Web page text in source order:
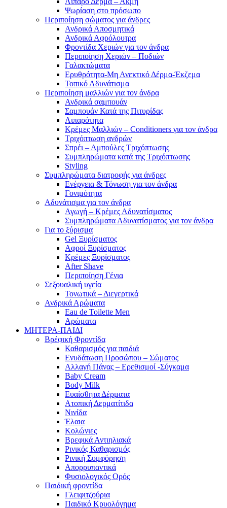
Ψωρίαση στο πρόσωπο
Περιποίηση σώματος για άνδρες
Ανδρικά Αποσμητικά
Ανδρικά Αφρόλουτρα
Φροντίδα Χεριών για τον άνδρα
Περιποίηση Χεριών – Ποδιών
Γαλακτώματα
Ερυθρότητα-Μη Ανεκτικό Δέρμα-Έκζεμα
Τοπικό Αδυνάτισμα
Περιποίηση μαλλιών για τον άνδρα
Ανδρικά σαμπουάν
Σαμπουάν Κατά της Πιτυρίδας
Λιπαρότητα
Κρέμες Μαλλιών – Conditioners για τον άνδρα
Τριχόπτωση ανδρών
Σπρέι – Αμπούλες Τριχόπτωσης
Συμπληρώματα κατά της Τριχόπτωσης
Styling
Συμπληρώματα διατροφής για άνδρες
Ενέργεια & Τόνωση για τον άνδρα
Γονιμότητα
Αδυνάτισμα για τον άνδρα
Αγωγή – Κρέμες Αδυνατίσματος
Συμπληρώματα Αδυνατίσματος για τον άνδρα
Για το ξύρισμα
Gel Ξυρίσματος
Αφροί Ξυρίσματος
Κρέμες Ξυρίσματος
After Shave
Περιποίηση Γένια
Σεξουαλική υγεία
Τονωτικά – Διεγερτικά
Ανδρικά Αρώματα
Eau de Toilette Men
Αρώματα
ΜΗΤΕΡΑ-ΠΑΙΔΙ
Βρέφική Φροντίδα
Καθαρισμός για παιδιά
Ενυδάτωση Προσώπου – Σώματος
Αλλαγή Πάνας – Ερεθισμοί -Σύγκαμα
Baby Cream
Body Milk
Ευαίσθητα Δέρματα
Ατοπική Δερματίτιδα
Νινίδα
Έλαια
Κολώνιες
Βρεφικά Αντιηλιακά
Ρινικός Καθαρισμός
Ρινική Συμφόρηση
Απορρυπαντικά
Φυσιολογικός Ορός
Παιδική φροντίδα
Γλειφιτζούρια
Παιδικό Κρυολόγημα